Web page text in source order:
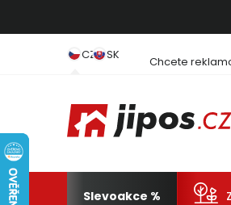
CZ SK
Chcete
Slevoakce